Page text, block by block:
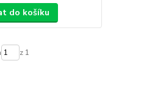
do košíku
z 1